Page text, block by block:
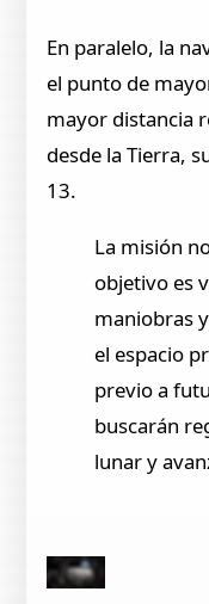
En paralelo, la
el punto de
mayor distancia
desde la Tierra,
13.
La misión
objetivo es
maniobras
el espacio
previo a
buscarán
lunar y